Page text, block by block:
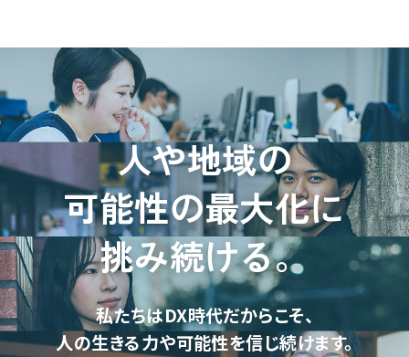
HR事業）
27卒丨地方創生を目指すグランピング施設
の運営（地方創生事業）人や地域の
可能性の最大化に
挑み続ける。
私たちはDX時代だからこそ、
人の生きる力や可能性を信じ続けます。